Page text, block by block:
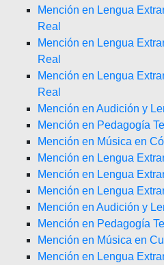
Mención en Lengua
Real
Mención en Lengua
Real
Mención en Lengua
Real
Mención en Audición y
Mención en Pedagogía
Mención en Música en
Mención en Lengua
Mención en Lengua
Mención en Lengua
Mención en Audición y
Mención en Pedagogía
Mención en Música en
Mención en Lengua